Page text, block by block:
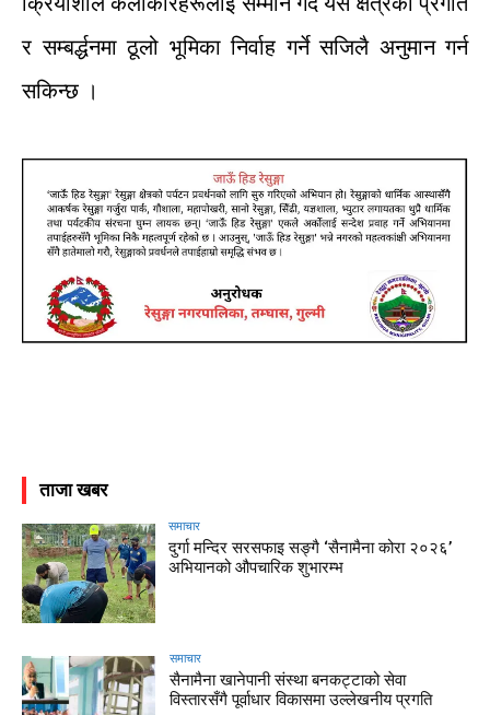
र सम्बर्द्धनमाठूलो भूमिका निर्वाह गर्ने सजिलै अनुमान गर्न
सकिन्छ ।
ताजा खबर
समाचार
दुर्गा मन्दिर सरसफाइ सङ्गै ‘सैनामैना कोरा २०२६’
अभियानको औपचारिक शुभारम्भ
समाचार
सैनामैना खानेपानी संस्था बनकट्टाको सेवा
विस्तारसँगै पूर्वाधार विकासमा उल्लेखनीय प्रगति